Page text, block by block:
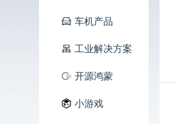
车机产品
工业解决方案
开源鸿蒙
小游戏